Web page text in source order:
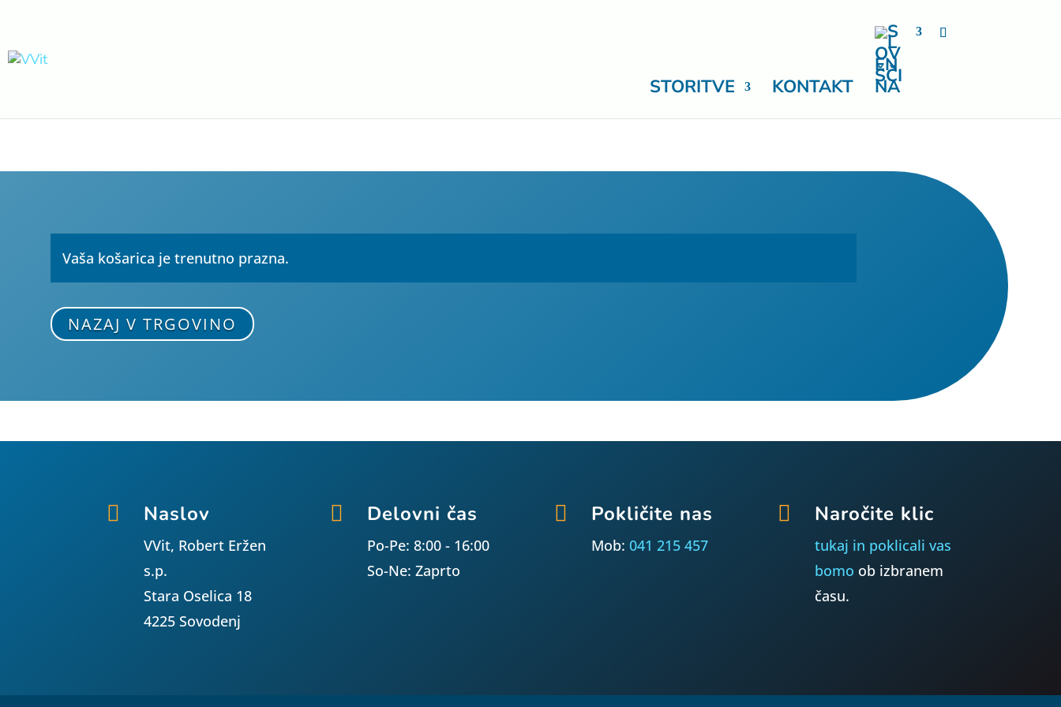
STORITVE KONTAKT
Vaša košarica je trenutno prazna.
NAZAJ V TRGOVINO
 Naslov
VVit, Robert Eržen
s.p.
Stara Oselica 18
4225 Sovodenj
 Delovni čas
Po-Pe: 8:00 - 16:00
So-Ne: Zaprto
 Pokličite nas
Mob: 041 215 457
 Naročite klic
tukaj in poklicali vas
bomo ob izbranem
času.